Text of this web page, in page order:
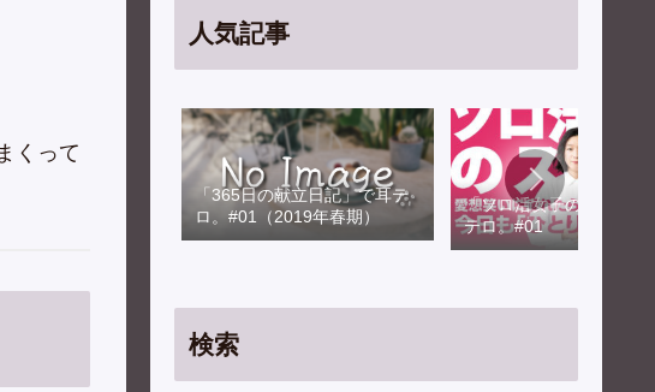
くって
人気記事
「365日の献立日記」で耳テ
ロ。#01（2019年春期）
「ソロ活女子のススメ」
テロ。#01
検索